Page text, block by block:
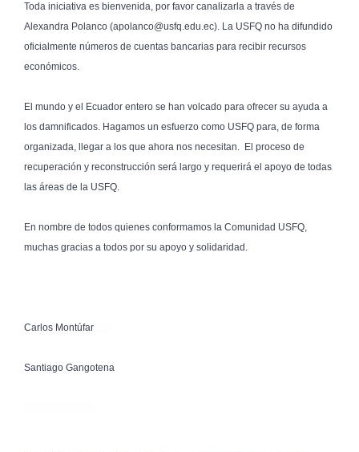
Toda iniciativa es bienvenida, por favor canalizarla a través de
Alexandra Polanco (apolanco@usfq.edu.ec). La USFQ no ha difundido
oficialmente números de cuentas bancarias para recibir recursos
económicos.
El mundo y el Ecuador entero se han volcado para ofrecer su ayuda a
los damnificados. Hagamos un esfuerzo como USFQ para, de forma
organizada, llegar a los que ahora nos necesitan.  El proceso de
recuperación y reconstrucción será largo y requerirá el apoyo de todas
las áreas de la USFQ.
En nombre de todos quienes conformamos la Comunidad USFQ,
muchas gracias a todos por su apoyo y solidaridad.
Carlos Montúfar
Santiago Gangotena